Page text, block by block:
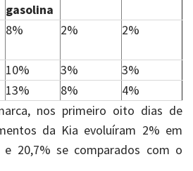
gasolina
8% 2% 2%
10% 3%
3%
13% 8%
4%
nos primeiro oito dias de
da Kia evoluíram 2% em
20,7% se comparados com o